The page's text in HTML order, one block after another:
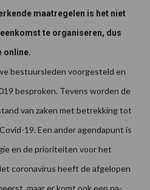
maatregelen is het niet
te organiseren, dus
online.
bestuursleden voorgesteld en
besproken. Tevens worden de
van zaken met betrekking tot
19. Een ander agendapunt is
en de prioriteiten voor het
coronavirus heeft de afgelopen